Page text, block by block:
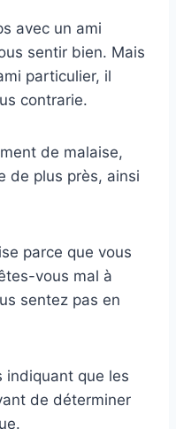
avec un ami
sentir bien. Mais
particulier, il
contrarie.
de malaise,
de plus près, ainsi
parce que vous
vous mal à
sentez pas en
indiquant que les
de déterminer